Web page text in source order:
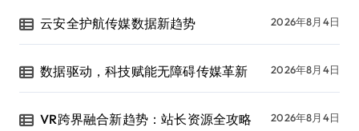
云安全护航传媒数据新趋势 2026年8月4日
数据驱动，科技赋能无障碍传媒革新 2026年8月4日
VR跨界融合新趋势：站长资源全攻略 2026年8月4日